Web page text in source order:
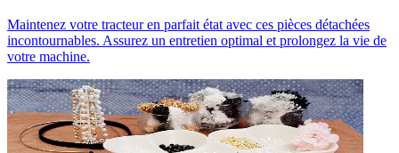
Maintenez votre tracteur en parfait état avec ces pièces détachées
incontournables. Assurez un entretien optimal et prolongez la vie de
votre machine.